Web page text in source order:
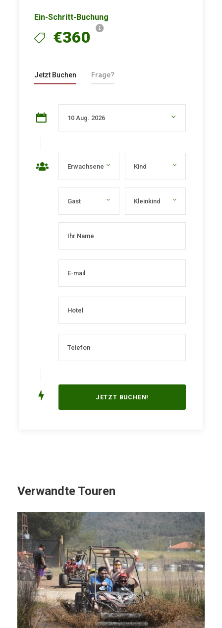
Ein-Schritt-Buchung
€360
Jetzt Buchen Frage?
Verwandte Touren